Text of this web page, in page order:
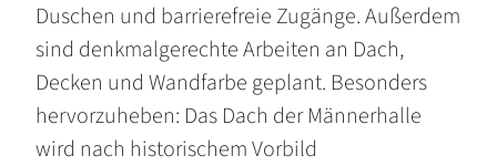
Duschen und barrierefreie Zugänge. Außerdem
sind denkmalgerechte Arbeiten an Dach,
Decken und Wandfarbe geplant. Besonders
hervorzuheben: Das Dach der Männerhalle
wird nach historischem Vorbild